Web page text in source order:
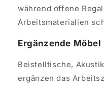
während offene
Arbeitsmaterialien
Ergänzende Möbel
Beistelltische,
ergänzen das